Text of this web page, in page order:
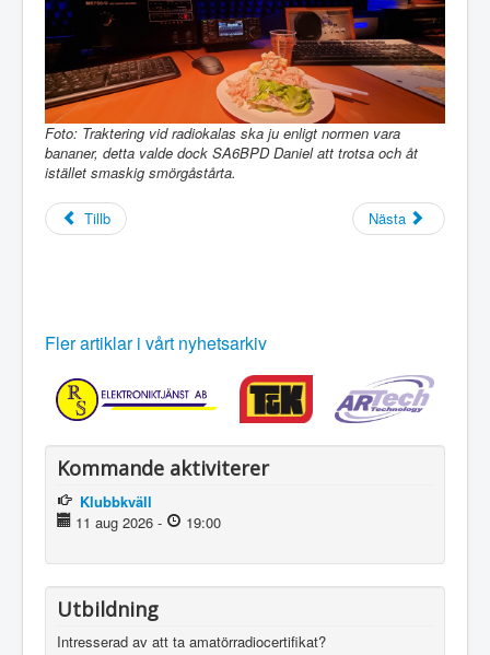
Foto: Traktering vid radiokalas ska ju enligt normen vara
bananer, detta valde dock SA6BPD Daniel att trotsa och åt
istället smaskig smörgåstårta.
Tillb Nästa
Fler artiklar i vårt nyhetsarkiv
Kommande aktiviterer
Klubbkväll
11 aug 2026 - 19:00
Utbildning
Intresserad av att ta amatörradiocertifikat?